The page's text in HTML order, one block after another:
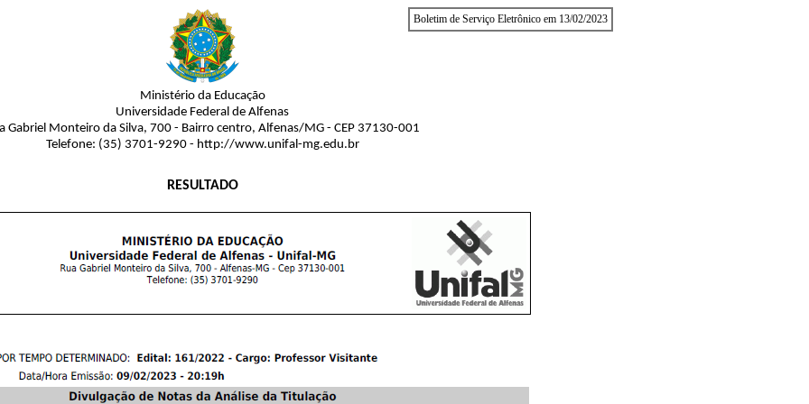
Boletim de Serviço Eletrônico em 13/02/2023
Ministério da Educação
Universidade Federal de Alfenas
Gabriel Monteiro da Silva, 700 - Bairro centro, Alfenas/MG - CEP 37130-001
Telefone: (35) 3701-9290 - http://www.unifal-mg.edu.br
RESULTADO